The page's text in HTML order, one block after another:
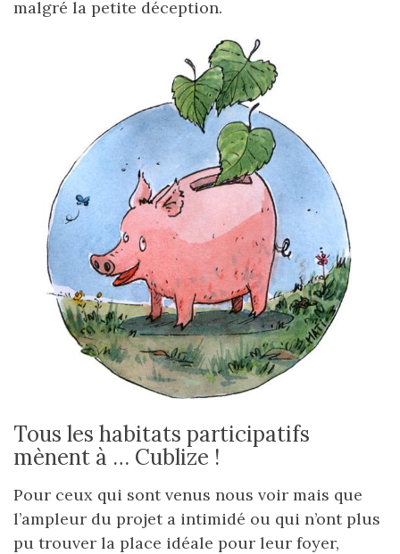
malgré la petite déception.
Tous les habitats participatifs
mènent à … Cublize !
Pour ceux qui sont venus nous voir mais que
l’ampleur du projet a intimidé ou qui n’ont plus
pu trouver la place idéale pour leur foyer,